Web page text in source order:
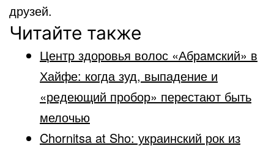
друзей.
Читайте также
Центр здоровья волос «Абрaмский» в
Хайфе: когда зуд, выпадение и
«редеющий пробор» перестают быть
мелочью
Chornitsa at Sho: украинский рок из